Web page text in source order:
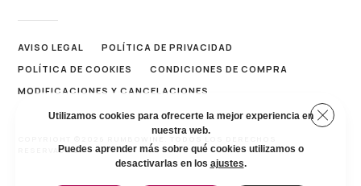
AVISO LEGAL
POLÍTICA DE PRIVACIDAD
POLÍTICA DE COOKIES
CONDICIONES DE COMPRA
MODIFICACIONES Y CANCELACIONES
RESERVADOS.
Utilizamos cookies para ofrecerte la mejor experiencia en
nuestra web.
Puedes aprender más sobre qué cookies utilizamos o
desactivarlas en los ajustes.
Cerrar